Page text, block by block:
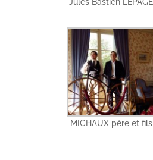
MICHAUX père et fils